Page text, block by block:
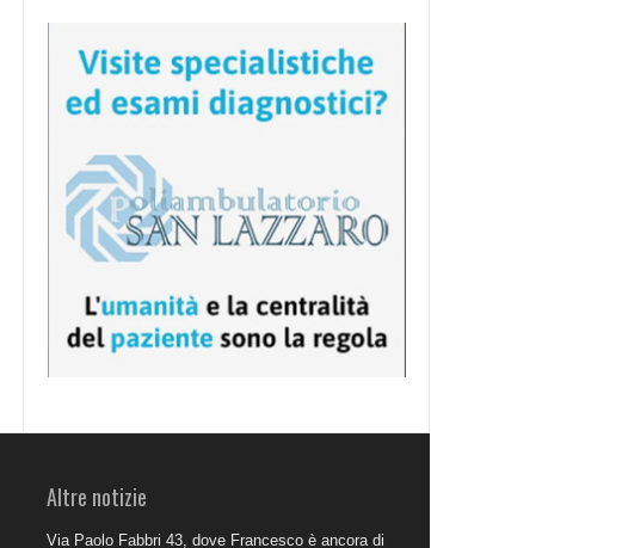
Altre notizie
Via Paolo Fabbri 43, dove Francesco è ancora di